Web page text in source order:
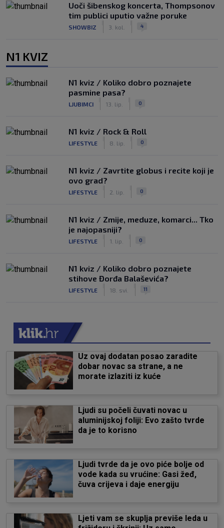
Uoči šibenskog koncerta, Thompsonov
tim publici uputio važne poruke
SHOWBIZ 3. kol. 4
N1 KVIZ
N1 kviz / Koliko dobro poznajete
pasmine pasa?
LJUBIMCI 13. lip. 0
N1 kviz / Rock & Roll
LIFESTYLE 8. lip. 0
N1 kviz / Zavrtite globus i recite koji je
ovo grad?
LIFESTYLE 2. lip. 0
N1 kviz / Zmije, meduze, komarci... Tko
je najopasniji?
LIFESTYLE 1. lip. 0
N1 kviz / Koliko dobro poznajete
stihove Đorđa Balaševića?
LIFESTYLE 18. svi. 11
Uz ovaj dodatan posao zaradite
dobar novac sa strane, a ne
morate izlaziti iz kuće
Ljudi su počeli čuvati novac u
aluminijskoj foliji: Evo zašto tvrde
da je to korisno
Ljudi tvrde da je ovo piće bolje od
vode kada su vrućine: Gasi žeđ,
čuva crijeva i daje energiju
Ljeti vam se skuplja previše leda u